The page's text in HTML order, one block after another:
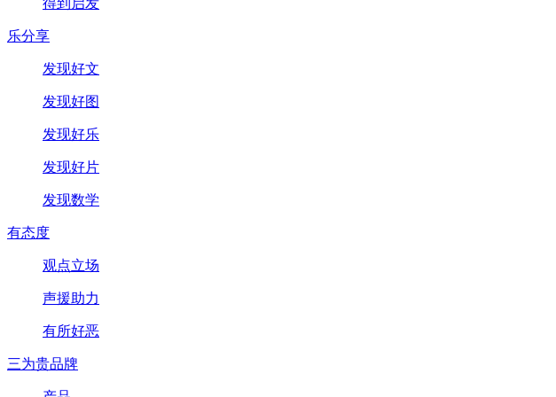
得到启发
乐分享
发现好文
发现好图
发现好乐
发现好片
发现数学
有态度
观点立场
声援助力
有所好恶
三为贵品牌